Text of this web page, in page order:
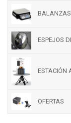
BALANZAS
ESPEJOS
ESTACIÓN
OFERTAS